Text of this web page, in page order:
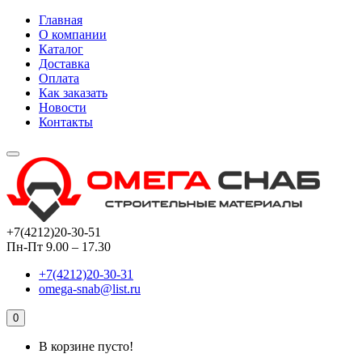
Главная
О компании
Каталог
Доставка
Оплата
Как заказать
Новости
Контакты
+7(4212)20-30-51
Пн-Пт 9.00 – 17.30
+7(4212)20-30-31
omega-snab@list.ru
0
В корзине пусто!